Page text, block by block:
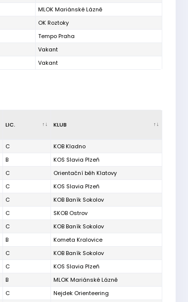
MLOK Mariánské Lázně
OK Roztoky
Tempo Praha
Vakant
Vakant
LIC. KLUB
C
KOB Kladno
B
KOS Slavia Plzeň
C
Orientační běh Klatovy
C
KOS Slavia Plzeň
C
KOB Baník Sokolov
C
SKOB Ostrov
C
KOB Baník Sokolov
B
Kometa Kralovice
C
KOB Baník Sokolov
C
KOS Slavia Plzeň
B
MLOK Mariánské Lázně
C
Nejdek Orienteering